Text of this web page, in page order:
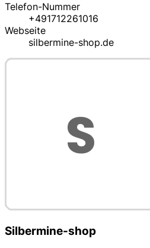
Telefon-Nummer
+491712261016
Webseite
silbermine-shop.de
Silbermine-shop